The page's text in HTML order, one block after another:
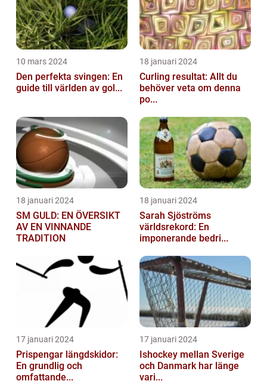
10 mars 2024
Den perfekta svingen: En
guide till världen av gol...
18 januari 2024
Curling resultat: Allt du
behöver veta om denna
po...
18 januari 2024
SM GULD: EN ÖVERSIKT
AV EN VINNANDE
TRADITION
18 januari 2024
Sarah Sjöströms
världsrekord: En
imponerande bedri...
17 januari 2024
Prispengar längdskidor:
En grundlig och
omfattande...
17 januari 2024
Ishockey mellan Sverige
och Danmark har länge
vari...